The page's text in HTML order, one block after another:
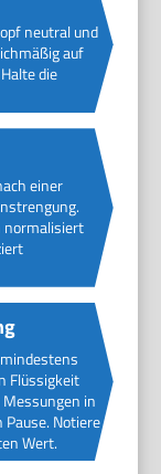
neutral und
auf
die
einer
normalisiert
Flüssigkeit
in
Notiere
Wert.